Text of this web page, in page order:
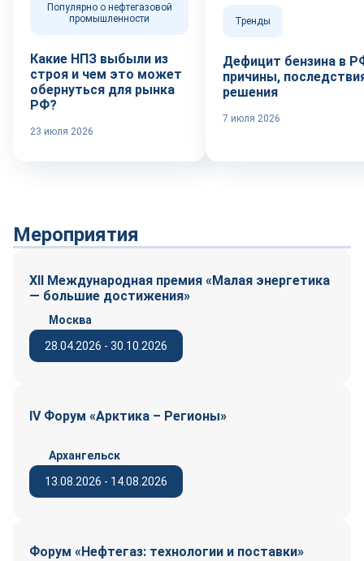
Популярно о нефтегазовой
промышленности
Какие НПЗ выбыли из
строя и чем это может
обернуться для рынка
РФ?
23 июля 2026
Тренды
Дефицит бензина в
причины,
решения
7 июля 2026
Мероприятия
XII Международная премия «Малая энергетика
— большие достижения»
28.04.2026 - 30.10.2026
Москва
IV Форум «Арктика – Регионы»
13.08.2026 - 14.08.2026
Архангельск
Форум «Нефтегаз: технологии и поставки»